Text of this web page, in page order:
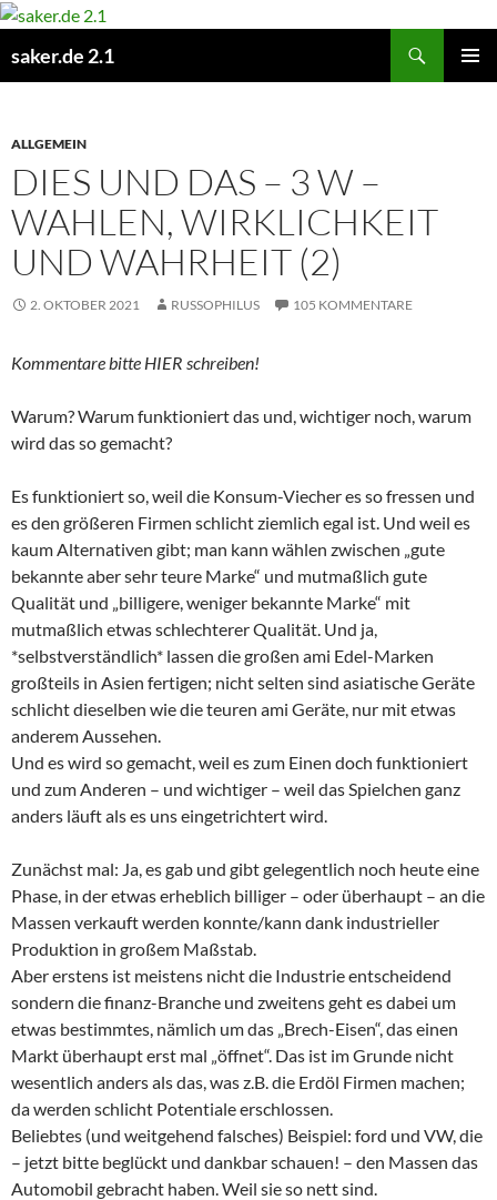
Zum
springen
saker.de 2.1
ALLGEMEIN
DIES UND DAS – 3 W –
WAHLEN, WIRKLICHKEIT
UND WAHRHEIT (2)
2. OKTOBER 2021 RUSSOPHILUS 105 KOMMENTARE
Kommentare bitte HIER schreiben!
Warum? Warum funktioniert das und, wichtiger noch, warum
wird das so gemacht?
Es funktioniert so, weil die Konsum-Viecher es so fressen und
es den größeren Firmen schlicht ziemlich egal ist. Und weil es
kaum Alternativen gibt; man kann wählen zwischen „gute
bekannte aber sehr teure Marke“ und mutmaßlich gute
Qualität und „billigere, weniger bekannte Marke“ mit
mutmaßlich etwas schlechterer Qualität. Und ja,
*selbstverständlich* lassen die großen ami Edel-Marken
großteils in Asien fertigen; nicht selten sind asiatische Geräte
schlicht dieselben wie die teuren ami Geräte, nur mit etwas
anderem Aussehen.
Und es wird so gemacht, weil es zum Einen doch funktioniert
und zum Anderen – und wichtiger – weil das Spielchen ganz
anders läuft als es uns eingetrichtert wird.
Zunächst mal: Ja, es gab und gibt gelegentlich noch heute eine
Phase, in der etwas erheblich billiger – oder überhaupt – an die
Massen verkauft werden konnte/kann dank industrieller
Produktion in großem Maßstab.
Aber erstens ist meistens nicht die Industrie entscheidend
sondern die finanz-Branche und zweitens geht es dabei um
etwas bestimmtes, nämlich um das „Brech-Eisen“, das einen
Markt überhaupt erst mal „öffnet“. Das ist im Grunde nicht
wesentlich anders als das, was z.B. die Erdöl Firmen machen;
da werden schlicht Potentiale erschlossen.
Beliebtes (und weitgehend falsches) Beispiel: ford und VW, die
– jetzt bitte beglückt und dankbar schauen! – den Massen das
Automobil gebracht haben. Weil sie so nett sind.